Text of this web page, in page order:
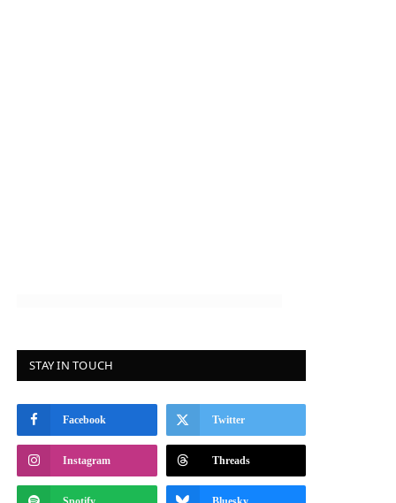
STAY IN TOUCH
Facebook Twitter
Instagram Threads